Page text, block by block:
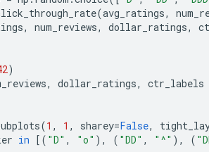
(avg_ratings,
, num_reviews, dollar_ratings,
)
, dollar_ratings, ctr_labels
(1 , 1 , sharey=False,
in [( "D" , "o" ), ( "DD" , "^" ), (